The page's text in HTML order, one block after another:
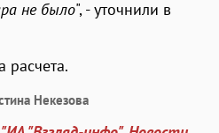
не было", - уточнили в
расчета.
Некезова